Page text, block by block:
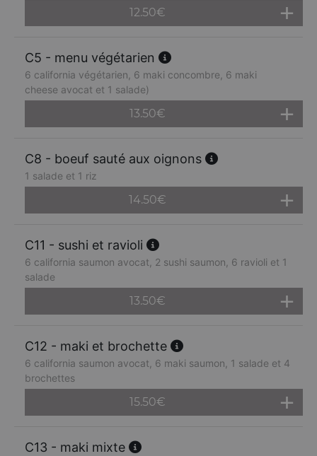
12.50€
C5 - menu végétarien
6 california végétarien, 6 maki concombre, 6 maki
cheese avocat et 1 salade)
13.50€
C8 - boeuf sauté aux oignons
1 salade et 1 riz
14.50€
C11 - sushi et ravioli
6 california saumon avocat, 2 sushi saumon, 6 ravioli et 1
salade
13.50€
C12 - maki et brochette
6 california saumon avocat, 6 maki saumon, 1 salade et 4
brochettes
15.50€
C13 - maki mixte